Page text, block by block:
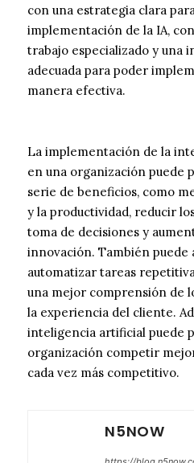
con una estrategia clara
implementación de la IA,
trabajo especializado y una
adecuada para poder
manera efectiva.
La implementación de la
en una organización puede
serie de beneficios, como
y la productividad, reducir
toma de decisiones y
innovación. También puede
automatizar tareas
una mejor comprensión de
la experiencia del cliente.
inteligencia artificial puede
organización competir
cada vez más competitivo.
N5NOW